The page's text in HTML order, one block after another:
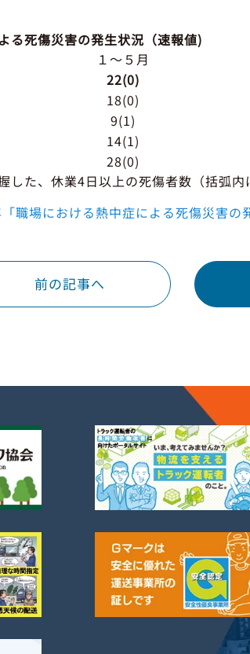
る死傷災害の発生状況（速報値)
１～５月
22(0)
18(0)
9(1)
14(1)
28(0)
た、休業4日以上の死傷者数（括弧内
「職場における熱中症による死傷災害の
前の記事へ